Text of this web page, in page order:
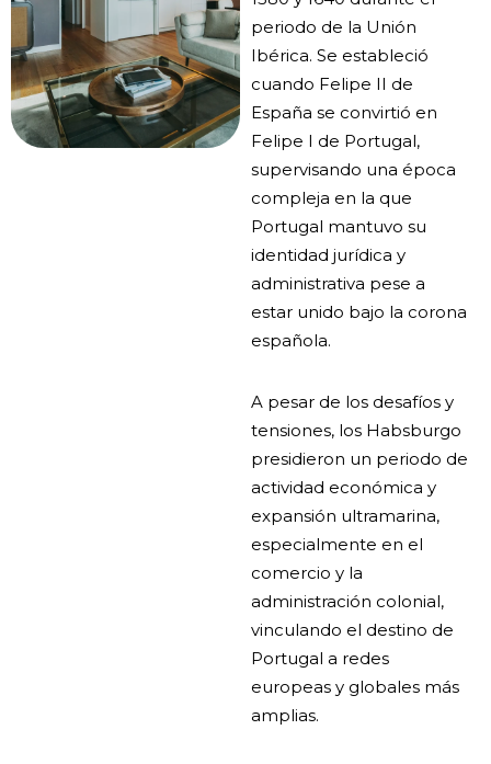
periodo de la Unión
Ibérica. Se estableció
cuando Felipe II de
España se convirtió en
Felipe I de Portugal,
supervisando una época
compleja en la que
Portugal mantuvo su
identidad jurídica y
administrativa pese a
estar unido bajo la corona
española.
A pesar de los desafíos y
tensiones, los Habsburgo
presidieron un periodo de
actividad económica y
expansión ultramarina,
especialmente en el
comercio y la
administración colonial,
vinculando el destino de
Portugal a redes
europeas y globales más
amplias.